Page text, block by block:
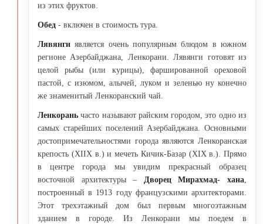
из этих фруктов.
Обед - включен в стоимость тура.
Лявянги является очень популярным блюдом в южном
регионе Азербайджана, Ленкорани. Лявянги готовят из
целой рыбы (или курицы), фаршированной ореховой
пастой, с изюмом, алычей, луком и зеленью ну конечно
же знаменитый Ленкоранский чай.
Ленкорань часто называют райским городом, это одно из
самых старейших поселений Азербайджана. Основными
достопримечательностями города являются Ленкоранская
крепость (XIIX в.) и мечеть Кичик-Базар (XIX в.). Прямо
в центре города мы увидим прекрасный образец
восточной архитектуры – Дворец Мирахмад- хана,
построенный в 1913 году французскими архитекторами.
Этот трехэтажный дом был первым многоэтажным
зданием в городе. Из Ленкорани мы поедем в